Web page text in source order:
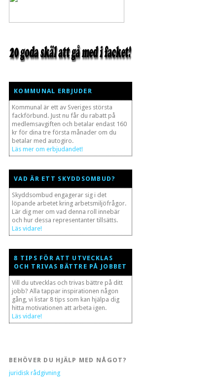
KOMMUNAL ERBJUDER
Kommunal är ett av Sveriges största
fackförbund. Just nu får du rabatt på
medlemsavgiften och betalar endast 160
kr för dina tre första månader om du
betalar med autogiro.
Läs mer om erbjudandet!
VAD ÄR ETT SKYDDSOMBUD?
Skyddsombud engagerar sig i det
löpande arbetet kring arbetsmiljöfrågor.
Lär dig mer om vad denna roll innebär
och hur dessa representanter tillsätts.
Läs vidare!
8 TIPS FÖR ATT UTVECKLAS
OCH TRIVAS BÄTTRE PÅ JOBBET
Vill du utvecklas och trivas bättre på ditt
jobb? Alla tappar inspirationen någon
gång, vi listar 8 tips som kan hjälpa dig
hitta motivationen att arbeta igen.
Läs vidare!
BEHÖVER DU HJÄLP MED NÅGOT?
juridisk rådgivning